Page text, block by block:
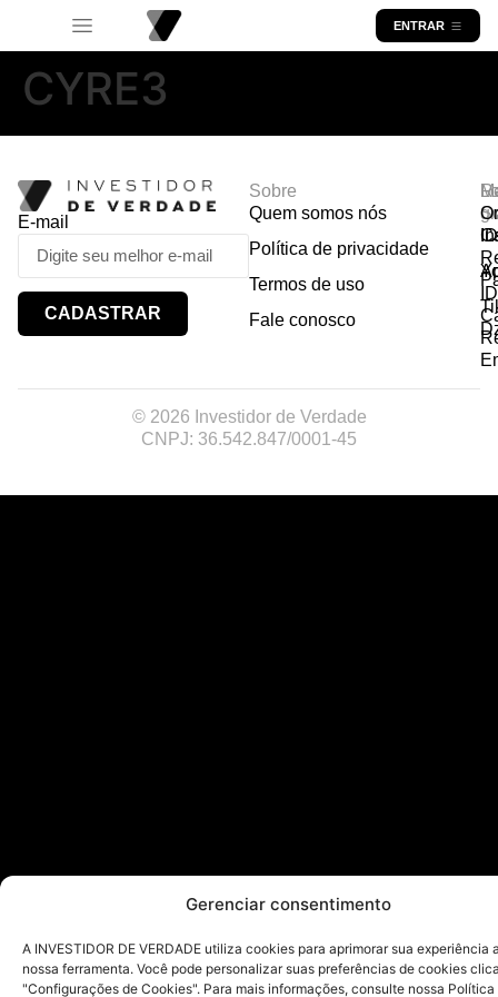
Gerenciar consentimento
A INVESTIDOR DE VERDADE utiliza cookies para aprimorar sua experiência
nossa ferramenta. Você pode personalizar suas preferências de cookies
"Configurações de Cookies". Para mais informações, consulte nossa Política
ENTRAR
CYRE3
E-mail
CADASTRAR
Sobre
Quem somos nós
Política de privacidade
Termos de uso
Fale conosco
© 2026 Investidor de Verdade
CNPJ: 36.542.847/0001-45